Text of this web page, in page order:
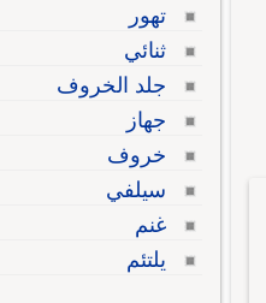
تهور
ثنائي
جلد الخروف
جهاز
خروف
سيلفي
غنم
يلتئم